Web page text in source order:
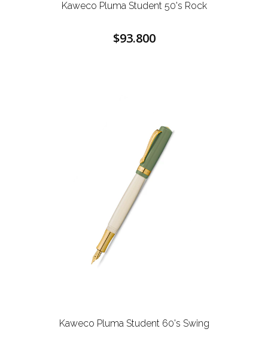
Kaweco Pluma Student 50's Rock
$93.800
Kaweco Pluma Student 60's Swing